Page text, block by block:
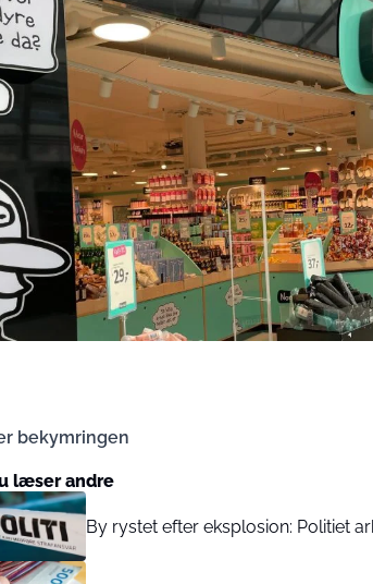
bekymringen
læser andre
By rystet efter eksplosion: Politiet